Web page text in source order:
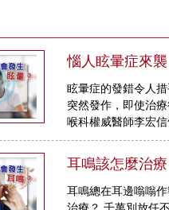
惱人眩暈症來
眩暈症的發錯令人
突然發作，即使治
喉科權威醫師李宏
耳鳴該怎麼治
耳鳴總在耳邊嗡嗡